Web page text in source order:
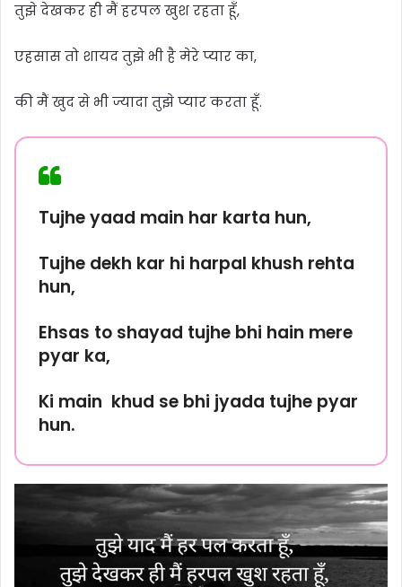
तुझे देखकर ही मैं हरपल खुश रहता हूँ,
एहसास तो शायद तुझे भी है मेरे प्यार का,
की मैं खुद से भी ज्यादा तुझे प्यार करता हूँ.
Tujhe yaad main har karta hun,
Tujhe dekh kar hi harpal khush rehta
hun,
Ehsas to shayad tujhe bhi hain mere
pyar ka,
Ki main khud se bhi jyada tujhe pyar
hun.